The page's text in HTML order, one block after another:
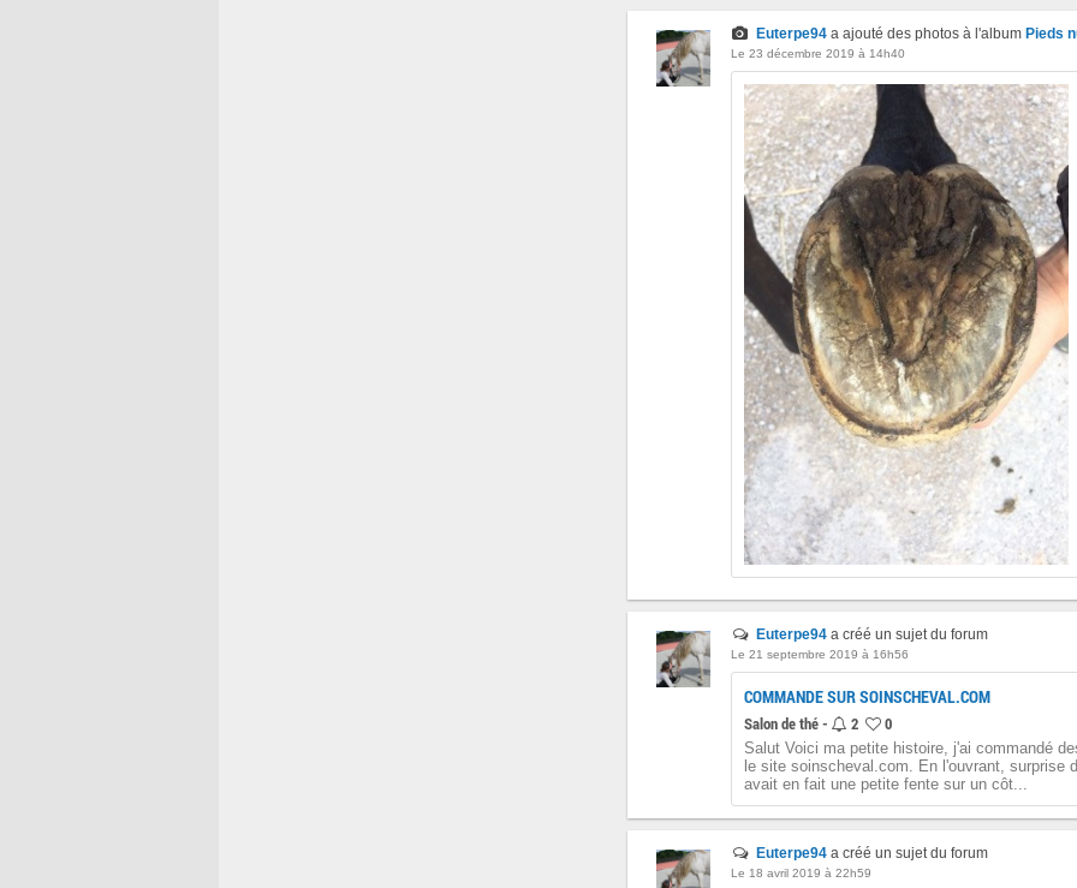
Euterpe94 a ajouté des photos à l'album Pieds
Le 23 décembre 2019 à 14h40
Euterpe94 a créé un sujet du forum
Le 21 septembre 2019 à 16h56
COMMANDE SUR SOINSCHEVAL.COM
Salon de thé - 2 0
Salut Voici ma petite histoire, j'ai commandé
le site soinscheval.com. En l'ouvrant, surprise
avait en fait une petite fente sur un côt...
Euterpe94 a créé un sujet du forum
Le 18 avril 2019 à 22h59